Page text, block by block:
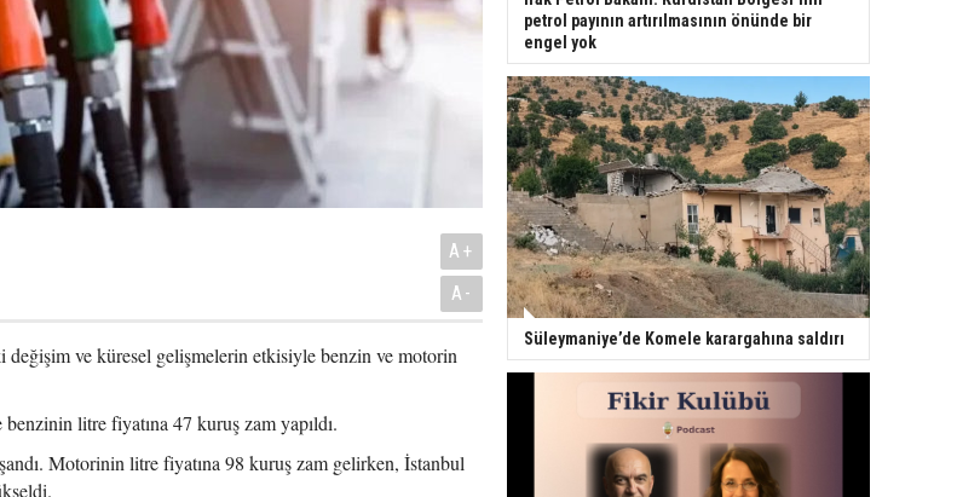
A+
A-
ve küresel gelişmelerin etkisiyle benzin ve motorin
litre fiyatına 47 kuruş zam yapıldı.
Motorinin litre fiyatına 98 kuruş zam gelirken, İstanbul
petrol payının artırılmasının önünde bir
engel yok
Süleymaniye’de Komele karargahına saldırı